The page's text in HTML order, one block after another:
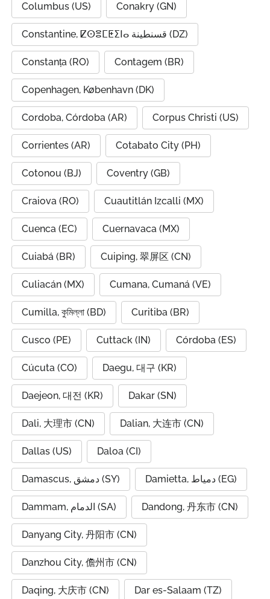
Columbus (US) Conakry (GN)
Constantine, ⵇⵙⴻⵎⵟⵉⵏⴰ قسنطينة (DZ)
Constanța (RO) Contagem (BR)
Copenhagen, København (DK)
Cordoba, Córdoba (AR) Corpus Christi (US)
Corrientes (AR) Cotabato City (PH)
Cotonou (BJ) Coventry (GB)
Craiova (RO) Cuautitlán Izcalli (MX)
Cuenca (EC) Cuernavaca (MX)
Cuiabá (BR) Cuiping, 翠屏区 (CN)
Culiacán (MX) Cumana, Cumaná (VE)
Cumilla, কুমিল্লা (BD) Curitiba (BR)
Cusco (PE) Cuttack (IN) Córdoba (ES)
Cúcuta (CO) Daegu, 대구 (KR)
Daejeon, 대전 (KR) Dakar (SN)
Dali, 大理市 (CN) Dalian, 大连市 (CN)
Dallas (US) Daloa (CI)
Damascus, دمشق (SY) Damietta, دمياط (EG)
Dammam, الدمام (SA) Dandong, 丹东市 (CN)
Danyang City, 丹阳市 (CN)
Danzhou City, 儋州市 (CN)
Daqing, 大庆市 (CN) Dar es-Salaam (TZ)